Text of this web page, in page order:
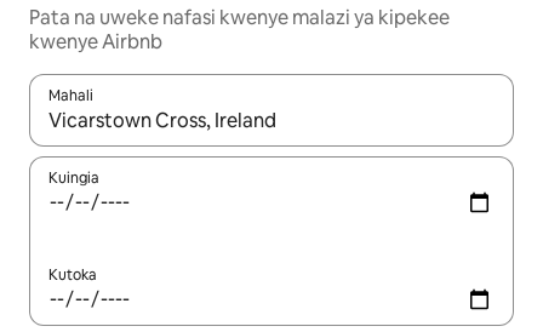
Pata na uweke nafasi kwenye malazi ya kipekee
kwenye Airbnb
Mahali
Wakati matokeo yanapatikana, vinjari kwa kutumia vitufe vya
Kuingia
Kutoka